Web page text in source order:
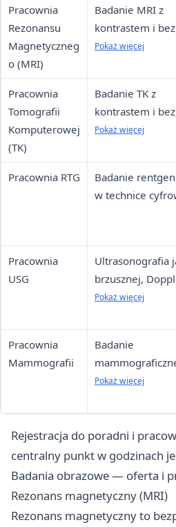
Pracownia
Rezonansu
Magnetyczneg
o (MRI)
Badanie MRI z
kontrastem i
szybki opis do 24h
Pokaż więcej
Pracownia
Tomografii
Komputerowej
(TK)
Badanie TK z
kontrastem i
szybki opis do 24h
Pokaż więcej
Pracownia RTG
Badanie
w technice
Pracownia
USG
Ultrasonografia
brzusznej,
piersi, stawów,
inne
Pokaż więcej
Pracownia
Mammografii
Badanie
program
kobiety 45-74
Pokaż więcej
Rejestracja do poradni i
centralny punkt w godzinach
Badania obrazowe — oferta i
Rezonans magnetyczny (MRI)
Rezonans magnetyczny to